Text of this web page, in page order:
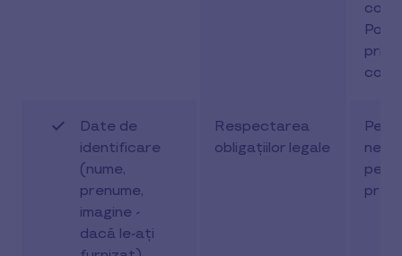
Date de
identificare
(nume,
prenume,
imagine -
dacă le-ați
Respectarea
obligațiilor legale